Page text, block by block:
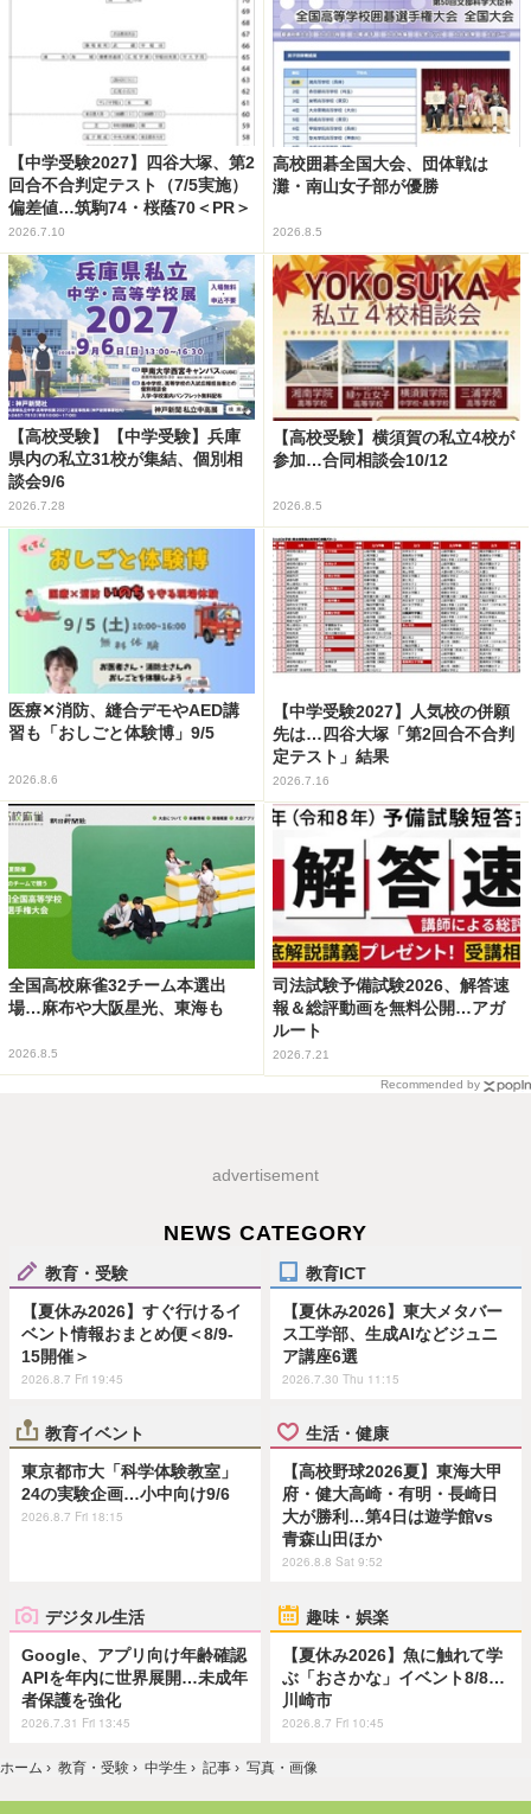
【中学受験2027】四谷大塚、第2
回合不合判定テスト（7/5実施）
偏差値…筑駒74・桜蔭70＜PR＞
2026.7.10
高校囲碁全国大会、団体戦は
灘・南山女子部が優勝
2026.8.5
【高校受験】【中学受験】兵庫
県内の私立31校が集結、個別相
談会9/6
2026.7.28
【高校受験】横須賀の私立4校が
参加…合同相談会10/12
2026.8.5
医療✕消防、縫合デモやAED講
習も「おしごと体験博」9/5
2026.8.6
【中学受験2027】人気校の併願
先は…四谷大塚「第2回合不合判
定テスト」結果
2026.7.16
全国高校麻雀32チーム本選出
場…麻布や大阪星光、東海も
2026.8.5
司法試験予備試験2026、解答速
報＆総評動画を無料公開…アガ
ルート
2026.7.21
Recommended by
advertisement
NEWS CATEGORY
教育・受験
【夏休み2026】すぐ行けるイ
ベント情報おまとめ便＜8/9-
15開催＞
2026.8.7 Fri 19:45
教育ICT
【夏休み2026】東大メタバー
ス工学部、生成AIなどジュニ
ア講座6選
2026.7.30 Thu 11:15
教育イベント
東京都市大「科学体験教室」
24の実験企画…小中向け9/6
2026.8.7 Fri 18:15
生活・健康
【高校野球2026夏】東海大甲
府・健大高崎・有明・長崎日
大が勝利…第4日は遊学館vs
青森山田ほか
2026.8.8 Sat 9:52
デジタル生活
Google、アプリ向け年齢確認
APIを年内に世界展開…未成年
者保護を強化
2026.7.31 Fri 13:45
趣味・娯楽
【夏休み2026】魚に触れて学
ぶ「おさかな」イベント8/8…
川崎市
2026.8.7 Fri 10:45
ホーム › 教育・受験 › 中学生 › 記事 › 写真・画像